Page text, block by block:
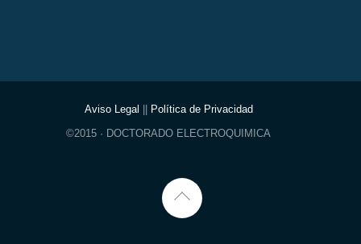
Aviso Legal
Política de Privacidad
©2015 · DOCTORADO ELECTROQUIMICA